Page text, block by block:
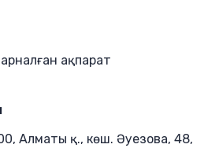
ақпарат
Алматы қ., көш. Әуезова, 48,